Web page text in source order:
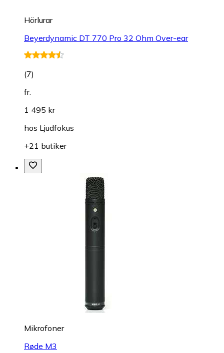
Hörlurar
Beyerdynamic DT 770 Pro 32 Ohm Over-ear
(7)
fr.
1 495 kr
hos Ljudfokus
+21 butiker
Mikrofoner
Røde M3